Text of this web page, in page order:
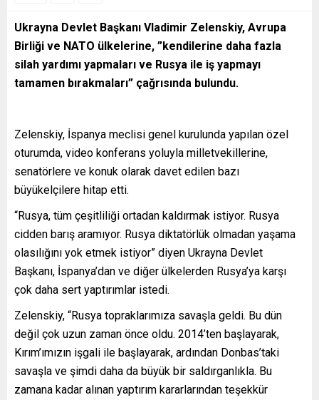
Ukrayna Devlet Başkanı Vladimir Zelenskiy, Avrupa
Birliği ve NATO ülkelerine, ”kendilerine daha fazla
silah yardımı yapmaları ve Rusya ile iş yapmayı
tamamen bırakmaları” çağrısında bulundu.
Zelenskiy, İspanya meclisi genel kurulunda yapılan özel
oturumda, video konferans yoluyla milletvekillerine,
senatörlere ve konuk olarak davet edilen bazı
büyükelçilere hitap etti.
“Rusya, tüm çeşitliliği ortadan kaldırmak istiyor. Rusya
cidden barış aramıyor. Rusya diktatörlük olmadan yaşama
olasılığını yok etmek istiyor” diyen Ukrayna Devlet
Başkanı, İspanya’dan ve diğer ülkelerden Rusya’ya karşı
çok daha sert yaptırımlar istedi.
Zelenskiy, “Rusya topraklarımıza savaşla geldi. Bu dün
değil çok uzun zaman önce oldu. 2014’ten başlayarak,
Kırım’ımızın işgali ile başlayarak, ardından Donbas’taki
savaşla ve şimdi daha da büyük bir saldırganlıkla. Bu
zamana kadar alınan yaptırım kararlarından teşekkür